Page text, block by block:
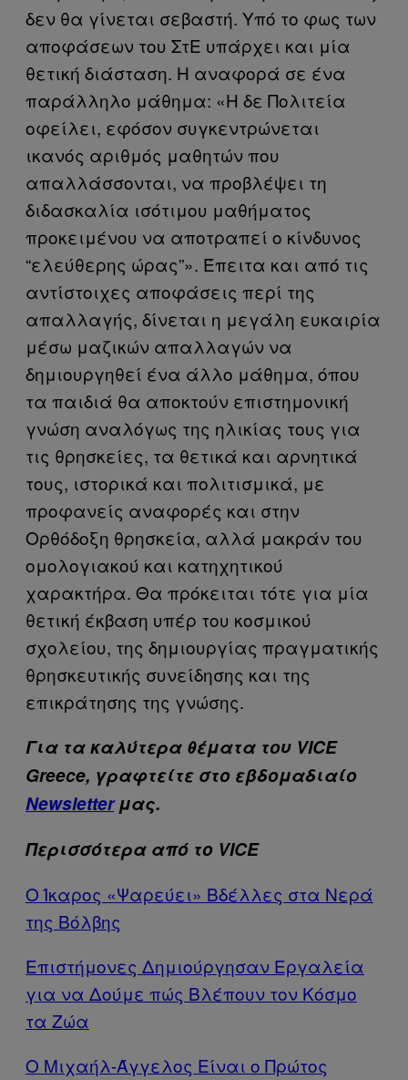
δεν θα γίνεται σεβαστή. Υπό το φως των
αποφάσεων του ΣτΕ υπάρχει και μία
θετική διάσταση. Η αναφορά σε ένα
παράλληλο μάθημα: «Η δε Πολιτεία
οφείλει, εφόσον συγκεντρώνεται
ικανός αριθμός μαθητών που
απαλλάσσονται, να προβλέψει τη
διδασκαλία ισότιμου μαθήματος
προκειμένου να αποτραπεί ο κίνδυνος
“ελεύθερης ώρας”». Έπειτα και από τις
αντίστοιχες αποφάσεις περί της
απαλλαγής, δίνεται η μεγάλη ευκαιρία
μέσω μαζικών απαλλαγών να
δημιουργηθεί ένα άλλο μάθημα, όπου
τα παιδιά θα αποκτούν επιστημονική
γνώση αναλόγως της ηλικίας τους για
τις θρησκείες, τα θετικά και αρνητικά
τους, ιστορικά και πολιτισμικά, με
προφανείς αναφορές και στην
Ορθόδοξη θρησκεία, αλλά μακράν του
ομολογιακού και κατηχητικού
χαρακτήρα. Θα πρόκειται τότε για μία
θετική έκβαση υπέρ του κοσμικού
σχολείου, της δημιουργίας πραγματικής
θρησκευτικής συνείδησης και της
επικράτησης της γνώσης.
Για τα καλύτερα θέματα του VICE
Greece, γραφτείτε στο εβδομαδιαίο
Newsletterμας.
Περισσότερα από το VICE
Ο Ίκαρος «Ψαρεύει» Βδέλλες στα Νερά
της Βόλβης
Επιστήμονες Δημιούργησαν Εργαλεία
για να Δούμε πώς Βλέπουν τον Κόσμο
τα Ζώα
O Μιχαήλ-Άγγελος Είναι ο Πρώτος